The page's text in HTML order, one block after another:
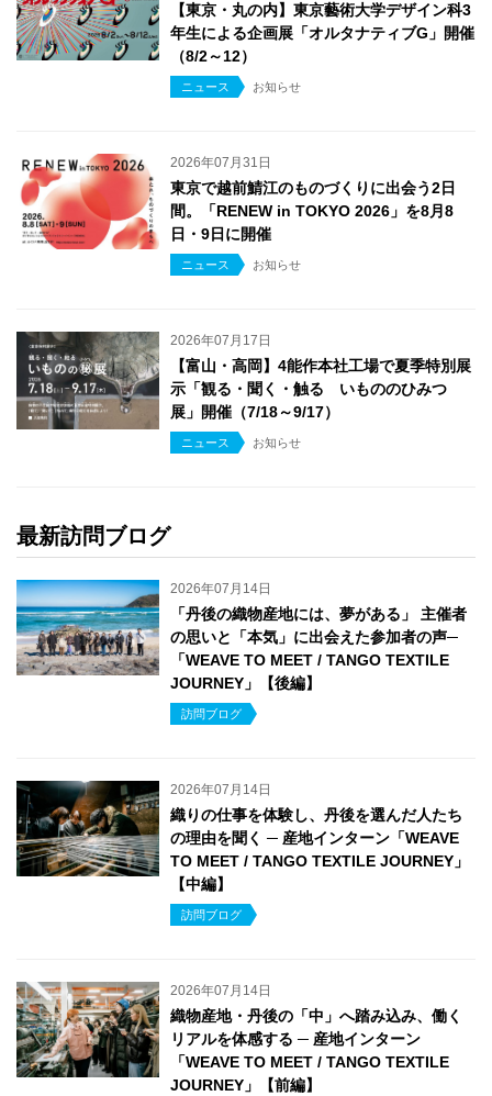
【東京・丸の内】東京藝術大学デザイン科3
年生による企画展「オルタナティブG」開催
（8/2～12）
ニュース お知らせ
2026年07月31日
東京で越前鯖江のものづくりに出会う2日
間。「RENEW in TOKYO 2026」を8月8
日・9日に開催
ニュース お知らせ
2026年07月17日
【富山・高岡】4能作本社工場で夏季特別展
示「観る・聞く・触る いもののひみつ
展」開催（7/18～9/17）
ニュース お知らせ
最新訪問ブログ
2026年07月14日
「丹後の織物産地には、夢がある」 主催者
の思いと「本気」に出会えた参加者の声─
「WEAVE TO MEET / TANGO TEXTILE
JOURNEY」【後編】
訪問ブログ
2026年07月14日
織りの仕事を体験し、丹後を選んだ人たち
の理由を聞く ─ 産地インターン「WEAVE
TO MEET / TANGO TEXTILE JOURNEY」
【中編】
訪問ブログ
2026年07月14日
織物産地・丹後の「中」へ踏み込み、働く
リアルを体感する ─ 産地インターン
「WEAVE TO MEET / TANGO TEXTILE
JOURNEY」【前編】